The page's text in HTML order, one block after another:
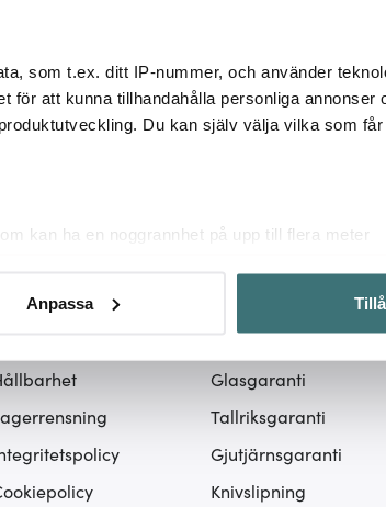
som t.ex. ditt IP-nummer, och använder
för att kunna tillhandahålla personliga annonser
Du kan själv välja vilka som får
kan ha en noggrannhet på upp till flera meter
förklaringen.
ska anpassas efter det som vi tror att du tycker
bättre. Du bestämmer själv vilka cookies som
Anpassa
Endast hos oss
Klubb Cervera
Digitalt medlemskort
Prismatch
Glasgaranti
Tallriksgaranti
Gjutjärnsgaranti
Knivslipning